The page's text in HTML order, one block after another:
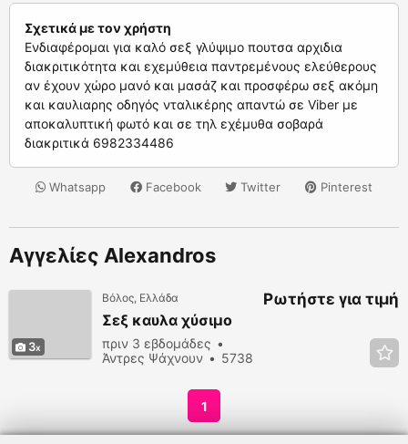
Σχετικά με τον χρήστη
Ενδιαφέρομαι για καλό σεξ γλύψιμο πουτσα αρχιδια
διακριτικότητα και εχεμύθεια παντρεμένους ελεύθερους
αν έχουν χώρο μανό και μασάζ και προσφέρω σεξ ακόμη
και καυλιαρης οδηγός νταλικέρης απαντώ σε Viber με
αποκαλυπτική φωτό και σε τηλ εχέμυθα σοβαρά
διακριτικά 6982334486
Whatsapp Facebook Twitter Pinterest
Αγγελίες Alexandros
3
Βόλος, Ελλάδα
Σεξ καυλα χύσιμο
πριν 3 εβδομάδες
Άντρες Ψάχνουν
5738
Ρωτήστε για τιμή
1